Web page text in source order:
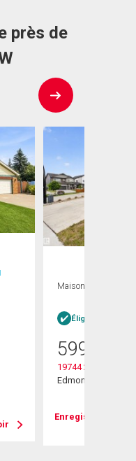
près de
Maison
Éligible Louer
599 900
19744 28 Avenue
Edmonton, AB
Enregistrer